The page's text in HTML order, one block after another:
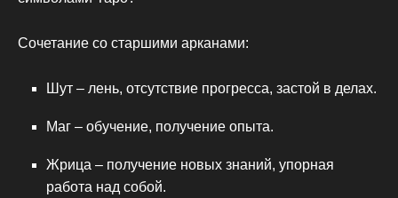
Сочетание со старшими арканами:
Шут – лень, отсутствие прогресса, застой в делах.
Маг – обучение, получение опыта.
Жрица – получение новых знаний, упорная
работа над собой.